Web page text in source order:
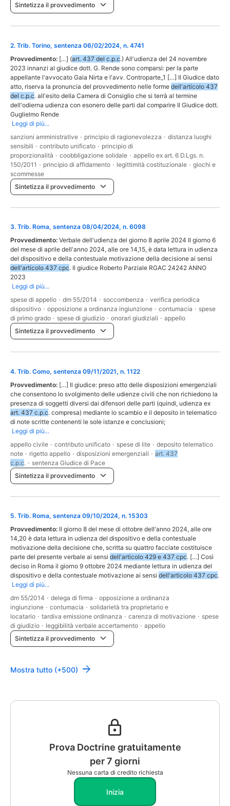
Sintetizza il provvedimento
2. Trib. Torino, sentenza 06/02/2024, n. 4741
Provvedimento: […] (art. 437 del c.p.c.) All'udienza del 24 novembre
2023 innanzi al giudice dott. G. Rende sono comparsi: per la parte
appellante l'avvocato Gaia Nirta e l'avv. Controparte_1 […] Il Giudice dato
atto, riserva la pronuncia del provvedimento nelle forme dell'articolo 437
del c.p.c. all'esito della Camera di Consiglio che si terrà al termine
dell'odierna udienza con esonero delle parti dal comparire Il Giudice dott.
Guglielmo Rende
Leggi di più...
sanzioni amministrative · principio di ragionevolezza · distanza luoghi
sensibili · contributo unificato · principio di
proporzionalità · coobbligazione solidale · appello ex art. 6 D.Lgs. n.
150/2011 · principio di affidamento · legittimità costituzionale · giochi e
scommesse
Sintetizza il provvedimento
3. Trib. Roma, sentenza 08/04/2024, n. 6098
Provvedimento: Verbale dell'udienza del giorno 8 aprile 2024 Il giorno 6
del mese di aprile dell'anno 2024, alle ore 14,15, è data lettura in udienza
del dispositivo e della contestuale motivazione della decisione ai sensi
dell'articolo 437 cpc. Il giudice Roberto Parziale RGAC 24242 ANNO
2023
Leggi di più...
spese di appello · dm 55/2014 · soccombenza · verifica periodica
dispositivo · opposizione a ordinanza ingiunzione · contumacia · spese
di primo grado · spese di giudizio · onorari giudiziali · appello
Sintetizza il provvedimento
4. Trib. Como, sentenza 09/11/2021, n. 1122
Provvedimento: […] Il giudice: preso atto delle disposizioni emergenziali
che consentono lo svolgimento delle udienze civili che non richiedono la
presenza di soggetti diversi dai difensori delle parti (quindi, udienza ex
art. 437 c.p.c. compresa) mediante lo scambio e il deposito in telematico
di note scritte contenenti le sole istanze e conclusioni;
Leggi di più...
appello civile · contributo unificato · spese di lite · deposito telematico
note · rigetto appello · disposizioni emergenziali · art. 437
c.p.c. · sentenza Giudice di Pace
Sintetizza il provvedimento
5. Trib. Roma, sentenza 09/10/2024, n. 15303
Provvedimento: Il giorno 8 del mese di ottobre dell'anno 2024, alle ore
14,20 è data lettura in udienza del dispositivo e della contestuale
motivazione della decisione che, scritta su quattro facciate costituisce
parte del presente verbale ai sensi dell'articolo 429 e 437 cpc. […] Così
deciso in Roma il giorno 9 ottobre 2024 mediante lettura in udienza del
dispositivo e della contestuale motivazione ai sensi dell'articolo 437 cpc.
Leggi di più...
dm 55/2014 · delega di firma · opposizione a ordinanza
ingiunzione · contumacia · solidarietà tra proprietario e
locatario · tardiva emissione ordinanza · carenza di motivazione · spese
di giudizio · leggibilità verbale accertamento · appello
Sintetizza il provvedimento
Mostra tutto (+500)
Prova Doctrine gratuitamente
per 7 giorni
Nessuna carta di credito richiesta
Inizia